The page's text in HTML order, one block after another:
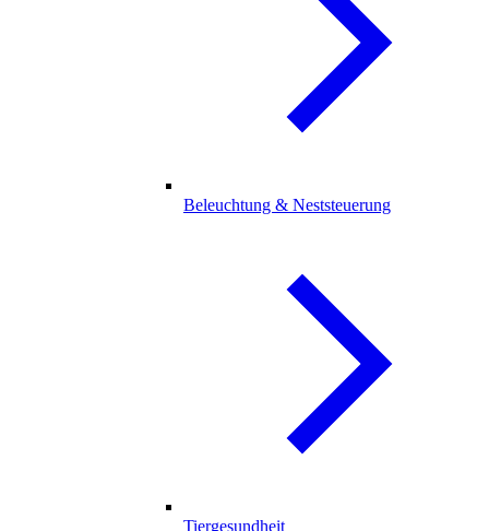
Beleuchtung & Neststeuerung
Tiergesundheit